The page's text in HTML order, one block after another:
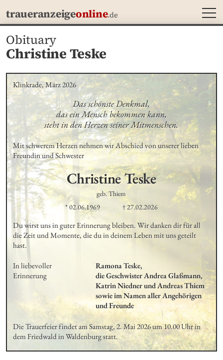
traueranzeigeonline.de
Obituary
Christine Teske
Klinkrade, März 2026
Das schönste Denkmal,
das ein Mensch bekommen kann,
steht in den Herzen seiner Mitmenschen.
Mit schwerem Herzen nehmen wir Abschied von unserer lieben
Freundin und Schwester
ChristineTeske
geb. Thiem
* 02.06.1969
† 27.02.2026
Du wirst uns in guter Erinnerung bleiben. Wir danken dir für all
die Zeit und Momente, die du in deinem Leben mit uns geteilt
hast.
In liebevoller
Erinnerung
Ramona Teske,
die Geschwister Andrea Glaßmann,
Katrin Niedner und Andreas Thiem
sowie im Namen aller Angehörigen
und Freunde
Die Trauerfeier findet am Samstag, 2. Mai 2026 um 10.00 Uhr in
dem Friedwald in Waldenburg statt.